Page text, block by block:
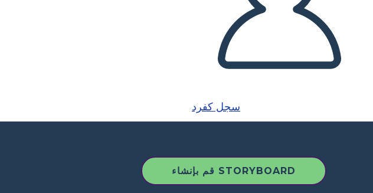
سجل كفرد
قم بإنشاء STORYBOARD